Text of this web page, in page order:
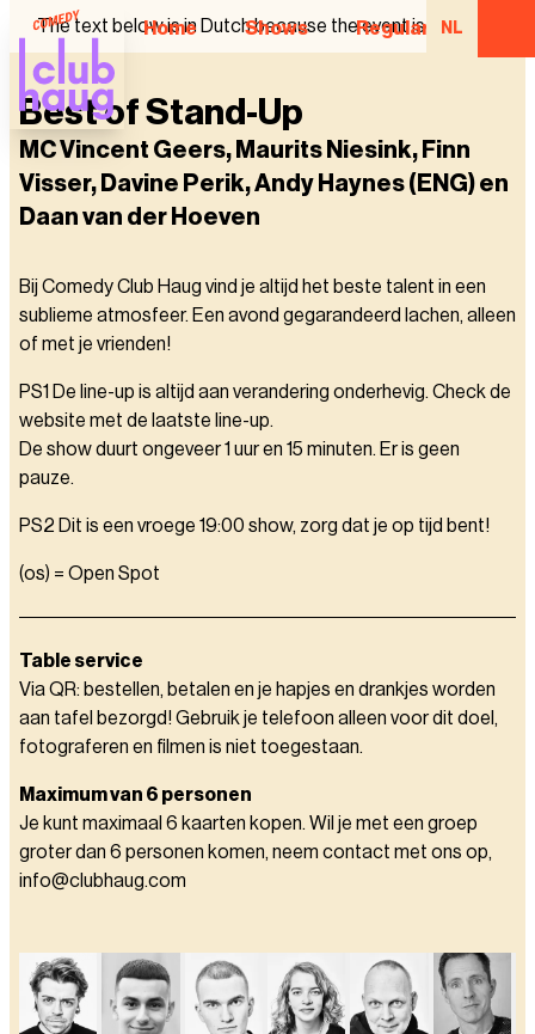
Home Shows Regular NL
The text below is in Dutch because the event is in Dutch.
Best of Stand-Up
MC Vincent Geers, Maurits Niesink, Finn
Visser, Davine Perik, Andy Haynes (ENG) en
Daan van der Hoeven
Bij Comedy Club Haug vind je altijd het beste talent in een
sublieme atmosfeer. Een avond gegarandeerd lachen, alleen
of met je vrienden!
PS1 De line-up is altijd aan verandering onderhevig. Check de
website met de laatste line-up.
De show duurt ongeveer 1 uur en 15 minuten. Er is geen
pauze.
PS2 Dit is een vroege 19:00 show, zorg dat je op tijd bent!
(os) = Open Spot
Table service
Via QR: bestellen, betalen en je hapjes en drankjes worden
aan tafel bezorgd! Gebruik je telefoon alleen voor dit doel,
fotograferen en filmen is niet toegestaan.
Maximum van 6 personen
Je kunt maximaal 6 kaarten kopen. Wil je met een groep
groter dan 6 personen komen, neem contact met ons op,
info@clubhaug.com